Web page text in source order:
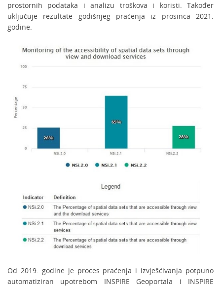
prostornih podataka i analizu troškova i koristi. Također
uključuje rezultate godišnjeg praćenja iz prosinca 2021.
godine.
Od 2019. godine je proces praćenja i izvješćivanja potpuno
automatiziran upotrebom INSPIRE Geoportala i INSPIRE